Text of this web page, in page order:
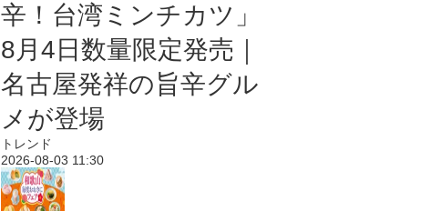
辛！台湾ミンチカツ」
8月4日数量限定発売｜
名古屋発祥の旨辛グル
メが登場
トレンド
2026-08-03 11:30